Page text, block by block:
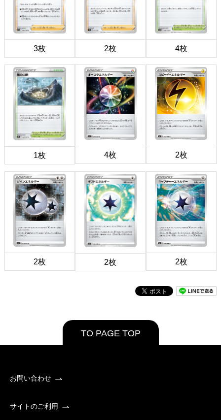
3枚 2枚 4枚
1枚 4枚 2枚
2枚 2枚 2枚
TO PAGE TOP
お問い合わせ
サイトのご利用